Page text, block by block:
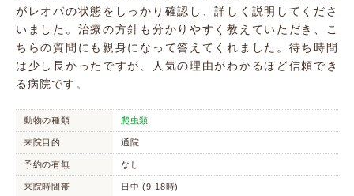
がレオパの状態をしっかり確認し、詳しく説明してくださ
いました。治療の方針も分かりやすく教えていただき、こ
ちらの質問にも親身になって答えてくれました。待ち時間
は少し長かったですが、人気の理由がわかるほど信頼でき
る病院です。
動物の種類 爬虫類
来院目的 通院
予約の有無 なし
来院時間帯 日中 (9-18時)